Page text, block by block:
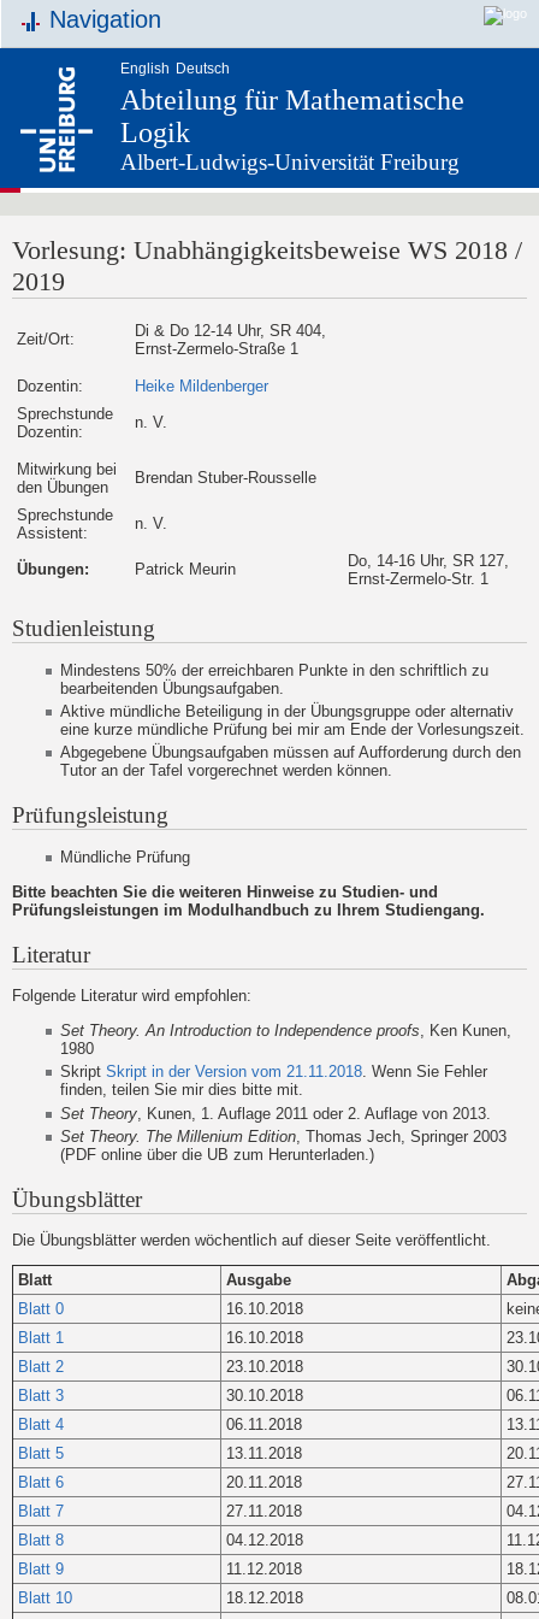
Navigation
English Deutsch
Abteilung für Mathematische
Logik
Albert-Ludwigs-Universität Freiburg
Vorlesung: Unabhängigkeitsbeweise WS 2018 /
2019
Zeit/Ort:
Di & Do 12-14 Uhr, SR 404,
Ernst-Zermelo-Straße 1
Dozentin:
Heike Mildenberger
Sprechstunde
Dozentin:
n. V.
Mitwirkung bei
den Übungen
Brendan Stuber-Rousselle
Sprechstunde
Assistent:
n. V.
Übungen: Patrick Meurin
Do, 14-16 Uhr, SR 127,
Ernst-Zermelo-Str. 1
Studienleistung
Mindestens 50% der erreichbaren Punkte in den schriftlich zu
bearbeitenden Übungsaufgaben.
Aktive mündliche Beteiligung in der Übungsgruppe oder alternativ
eine kurze mündliche Prüfung bei mir am Ende der Vorlesungszeit.
Abgegebene Übungsaufgaben müssen auf Aufforderung durch den
Tutor an der Tafel vorgerechnet werden können.
Prüfungsleistung
Mündliche Prüfung
Bitte beachten Sie die weiteren Hinweise zu Studien- und
Prüfungsleistungen im Modulhandbuch zu Ihrem Studiengang.
Literatur
Folgende Literatur wird empfohlen:
Set Theory. An Introduction to Independence proofs, Ken Kunen,
1980
Skript Skript in der Version vom 21.11.2018. Wenn Sie Fehler
finden, teilen Sie mir dies bitte mit.
Set Theory , Kunen, 1. Auflage 2011 oder 2. Auflage von 2013.
Set Theory. The Millenium Edition, Thomas Jech, Springer 2003
(PDF online über die UB zum Herunterladen.)
Übungsblätter
Die Übungsblätter werden wöchentlich auf dieser Seite veröffentlicht.
Blatt Ausgabe
Blatt 0
16.10.2018
Blatt 1
16.10.2018
Blatt 2
23.10.2018
Blatt 3
30.10.2018
Blatt 4
06.11.2018
Blatt 5
13.11.2018
Blatt 6
20.11.2018
Blatt 7
27.11.2018
Blatt 8
04.12.2018
Blatt 9
11.12.2018
Blatt 10
18.12.2018